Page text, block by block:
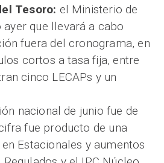
Tesoro: el Ministerio de
que llevará a cabo
fuera del cronograma, en
cortos a tasa fija, entre
cinco LECAPs y un
nacional de junio fue de
fue producto de una
Estacionales y aumentos